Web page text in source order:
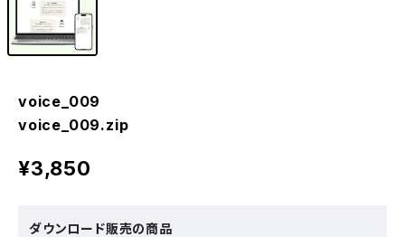
voice_009
voice_009.zip
¥3,850
ダウンロード販売の商品